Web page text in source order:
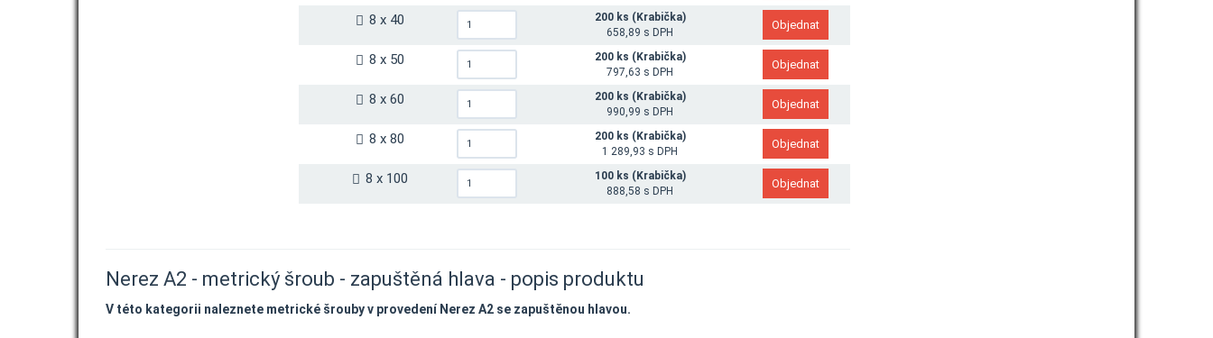
8 x 40
200 ks (Krabička)
658,89 s DPH
8 x 50
200 ks (Krabička)
797,63 s DPH
8 x 60
200 ks (Krabička)
990,99 s DPH
8 x 80
200 ks (Krabička)
1 289,93 s DPH
8 x 100
100 ks (Krabička)
888,58 s DPH
Nerez A2 - metrický šroub - zapuštěná hlava - popis produktu
V této kategorii naleznete metrické šrouby v provedení Nerez A2 se zapuštěnou hlavou.